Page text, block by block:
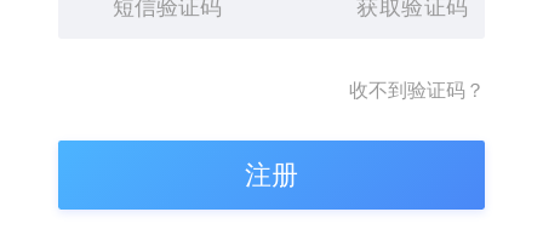
获取验证码
收不到验证码？
注册